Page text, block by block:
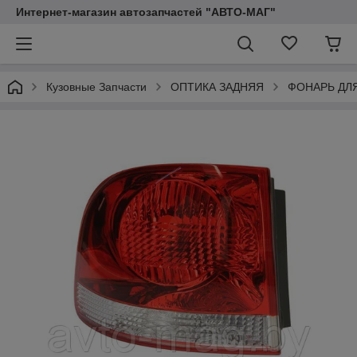
Интернет-магазин автозапчастей "АВТО-МАГ"
Кузовные Запчасти ОПТИКА ЗАДНЯЯ ФОНАРЬ